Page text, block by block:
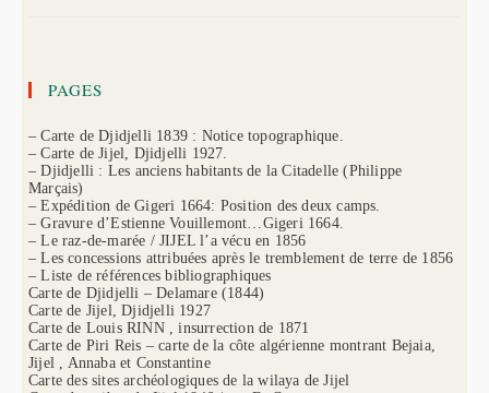
PAGES
– Carte de Djidjelli 1839 : Notice topographique.
– Carte de Jijel, Djidjelli 1927.
– Djidjelli : Les anciens habitants de la Citadelle (Philippe
Marçais)
– Expédition de Gigeri 1664: Position des deux camps.
– Gravure d’Estienne Vouillemont…Gigeri 1664.
– Le raz-de-marée / JIJEL l’a vécu en 1856
– Les concessions attribuées après le tremblement de terre de 1856
– Liste de références bibliographiques
Carte de Djidjelli – Delamare (1844)
Carte de Jijel, Djidjelli 1927
Carte de Louis RINN , insurrection de 1871
Carte de Piri Reis – carte de la côte algérienne montrant Bejaia,
Jijel , Annaba et Constantine
Carte des sites archéologiques de la wilaya de Jijel